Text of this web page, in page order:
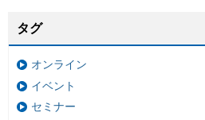
タグ
オンライン
イベント
セミナー